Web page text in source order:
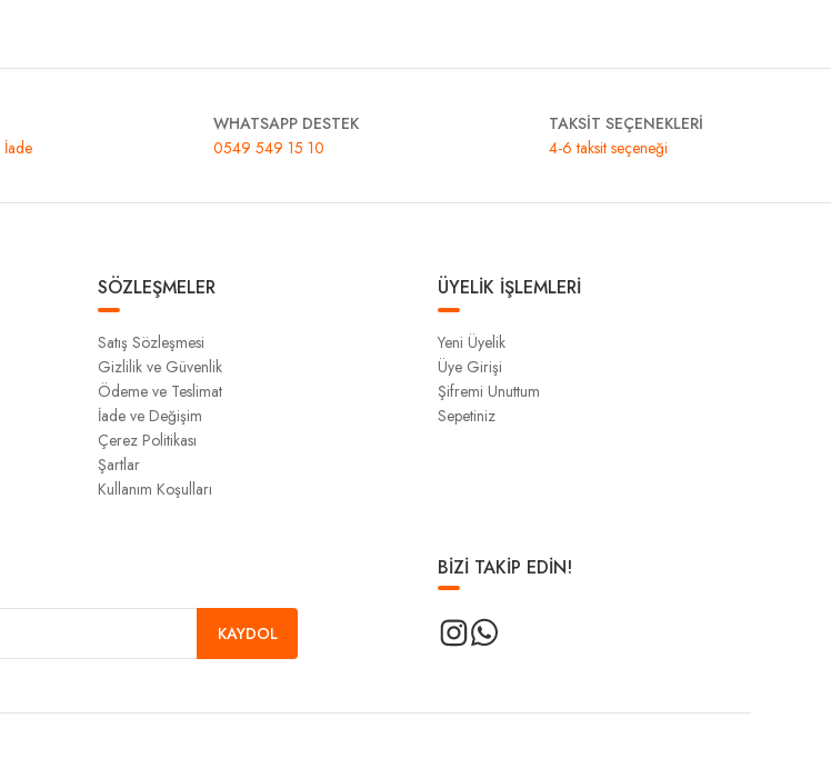
WHATSAPP DESTEK
0549 549 15 10
TAKSİT SEÇENEKLERİ
4-6 taksit seçeneği
SÖZLEŞMELER
Satış Sözleşmesi
Gizlilik ve Güvenlik
Ödeme ve Teslimat
İade ve Değişim
Çerez Politikası
Şartlar
Kullanım Koşulları
ÜYELİK İŞLEMLERİ
Yeni Üyelik
Üye Girişi
Şifremi Unuttum
Sepetiniz
KAYDOL
BİZİ TAKİP EDİN!